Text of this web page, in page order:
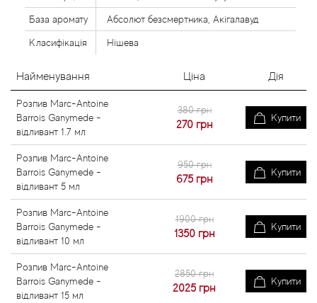
База аромату Абсолют безсмертника, Акігалавуд
Класифікація Нішева
Найменування Ціна Дія
Розпив Marc-Antoine
Barrois Ganymede -
відливант 1.7 мл
380 грн
270 грн
Купити
Розпив Marc-Antoine
Barrois Ganymede -
відливант 5 мл
950 грн
675 грн
Купити
Розпив Marc-Antoine
Barrois Ganymede -
відливант 10 мл
1900 грн
1350 грн
Купити
Розпив Marc-Antoine
Barrois Ganymede -
відливант 15 мл
2850 грн
2025 грн
Купити